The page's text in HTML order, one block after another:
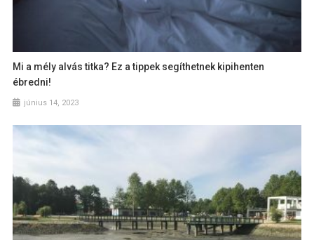
Mi a mély alvás titka? Ez a tippek segíthetnek kipihenten
ébredni!
június 14, 2023